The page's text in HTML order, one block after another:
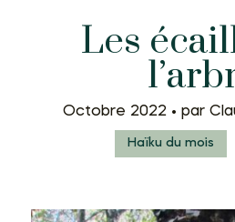
Les
Octobre 2022 • par
Haïku du mois